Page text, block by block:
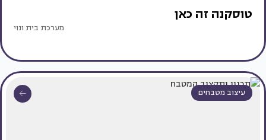
טוסקנה זה כאן
מערכת בית ונוי
עיצוב מטבחים